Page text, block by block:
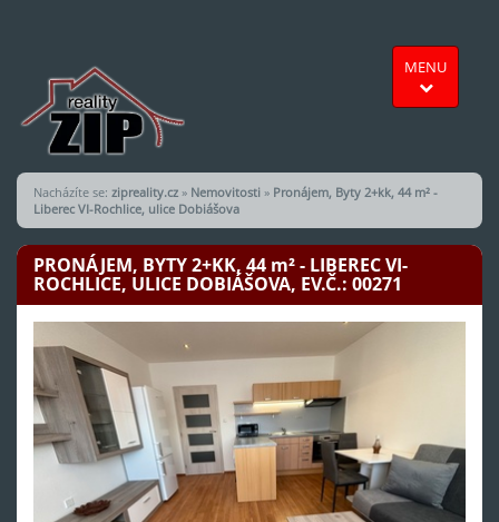
MENU
Nacházíte se: zipreality.cz » Nemovitosti » Pronájem, Byty 2+kk, 44 m² -
Liberec VI-Rochlice, ulice Dobiášova
PRONÁJEM, BYTY 2+KK, 44 m²- LIBEREC VI-
ROCHLICE, ULICE DOBIÁŠOVA, EV.Č.: 00271